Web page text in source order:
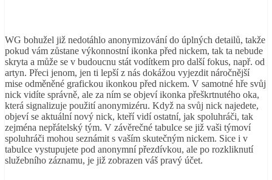
WG bohužel již nedotáhlo anonymizování do úplných detailů, takže
pokud vám zůstane výkonnostní ikonka před nickem, tak ta nebude
skryta a může se v budoucnu stát vodítkem pro další fokus, např. od
artyn. Přeci jenom, jen ti lepší z nás dokážou vyjezdit náročnější
mise odměněné grafickou ikonkou před nickem. V samotné hře svůj
nick vidíte správně, ale za ním se objeví ikonka přeškrtnutého oka,
která signalizuje použití anonymizéru. Když na svůj nick najedete,
objeví se aktuální nový nick, kteří vidí ostatní, jak spoluhráči, tak
zejména nepřátelský tým. V závěrečné tabulce se již vaši týmoví
spoluhráči mohou seznámit s vaším skutečným nickem. Sice i v
tabulce vystupujete pod anonymní přezdívkou, ale po rozkliknutí
služebního záznamu, je již zobrazen váš pravý účet.